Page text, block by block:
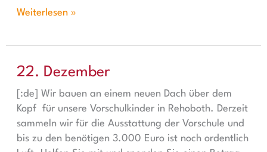
Weiterlesen »
22. Dezember
[:de] Wir bauen an einem neuen Dach über dem
Kopf für unsere Vorschulkinder in Rehoboth. Derzeit
sammeln wir für die Ausstattung der Vorschule und
bis zu den benötigen 3.000 Euro ist noch ordentlich
22. Dezember